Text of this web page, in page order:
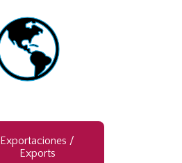
Exportaciones /
Exports